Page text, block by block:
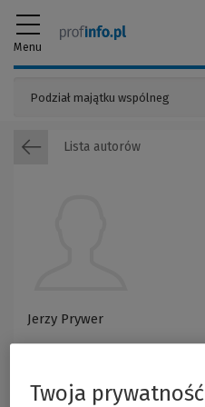
Menu
Jerzy Prywer
Lista autorów
Twoja prywatność